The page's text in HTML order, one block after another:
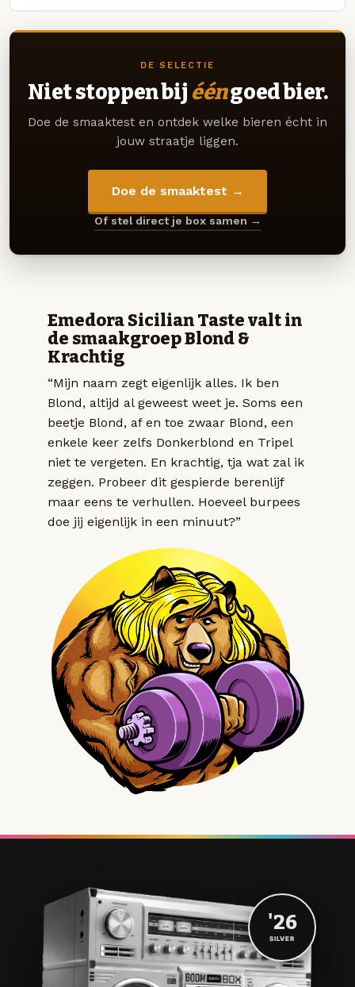
DE SELECTIE
Niet stoppen bij ééngoed bier.
Doe de smaaktest en ontdek welke bieren écht in
jouw straatje liggen.
Doe de smaaktest →
Of stel direct je box samen →
Emedora Sicilian Taste valt in
de smaakgroep Blond &
Krachtig
“Mijn naam zegt eigenlijk alles. Ik ben
Blond, altijd al geweest weet je. Soms een
beetje Blond, af en toe zwaar Blond, een
enkele keer zelfs Donkerblond en Tripel
niet te vergeten. En krachtig, tja wat zal ik
zeggen. Probeer dit gespierde berenlijf
maar eens te verhullen. Hoeveel burpees
doe jij eigenlijk in een minuut?”
'26
SILVER